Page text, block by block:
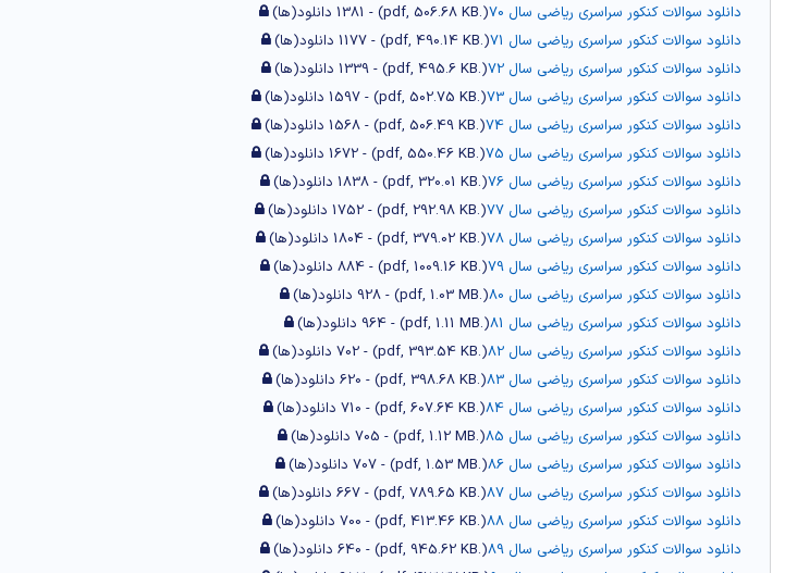
دانلود سوالات کنکور سراسری ریاضی سال 70
(
.pdf,
506.68 KB
) - 1381 دانلود(ها)
دانلود سوالات کنکور سراسری ریاضی سال 71
(
.pdf,
490.14 KB
) - 1177 دانلود(ها)
دانلود سوالات کنکور سراسری ریاضی سال 72
(
.pdf,
495.6 KB
) - 1339 دانلود(ها)
دانلود سوالات کنکور سراسری ریاضی سال 73
(
.pdf,
502.75 KB
) - 1597 دانلود(ها)
دانلود سوالات کنکور سراسری ریاضی سال 74
(
.pdf,
506.49 KB
) - 1568 دانلود(ها)
دانلود سوالات کنکور سراسری ریاضی سال 75
(
.pdf,
550.46 KB
) - 1672 دانلود(ها)
دانلود سوالات کنکور سراسری ریاضی سال 76
(
.pdf,
320.01 KB
) - 1838 دانلود(ها)
دانلود سوالات کنکور سراسری ریاضی سال 77
(
.pdf,
292.98 KB
) - 1752 دانلود(ها)
دانلود سوالات کنکور سراسری ریاضی سال 78
(
.pdf,
379.02 KB
) - 1804 دانلود(ها)
دانلود سوالات کنکور سراسری ریاضی سال 79
(
.pdf,
1009.16 KB
) - 884 دانلود(ها)
دانلود سوالات کنکور سراسری ریاضی سال 80
(
.pdf,
1.03 MB
) - 928 دانلود(ها)
دانلود سوالات کنکور سراسری ریاضی سال 81
(
.pdf,
1.11 MB
) - 964 دانلود(ها)
دانلود سوالات کنکور سراسری ریاضی سال 82
(
.pdf,
393.54 KB
) - 702 دانلود(ها)
دانلود سوالات کنکور سراسری ریاضی سال 83
(
.pdf,
398.68 KB
) - 620 دانلود(ها)
دانلود سوالات کنکور سراسری ریاضی سال 84
(
.pdf,
607.64 KB
) - 710 دانلود(ها)
دانلود سوالات کنکور سراسری ریاضی سال 85
(
.pdf,
1.12 MB
) - 705 دانلود(ها)
دانلود سوالات کنکور سراسری ریاضی سال 86
(
.pdf,
1.53 MB
) - 707 دانلود(ها)
دانلود سوالات کنکور سراسری ریاضی سال 87
(
.pdf,
789.65 KB
) - 667 دانلود(ها)
دانلود سوالات کنکور سراسری ریاضی سال 88
(
.pdf,
413.46 KB
) - 700 دانلود(ها)
دانلود سوالات کنکور سراسری ریاضی سال 89
(
.pdf,
945.62 KB
) - 640 دانلود(ها)